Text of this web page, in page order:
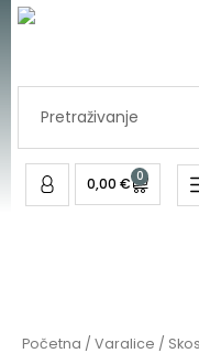
Skip
0,00 € 0
Cart
Početna / Varalice /